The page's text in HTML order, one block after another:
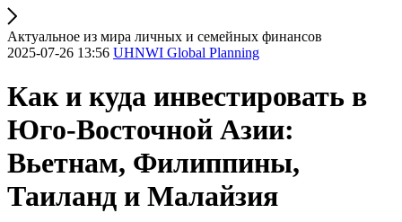
Актуальное из мира личных и семейных финансов
2025-07-26 13:56 UHNWI Global Planning
Как и куда инвестировать в
Юго‑Восточной Азии:
Вьетнам, Филиппины,
Таиланд и Малайзия